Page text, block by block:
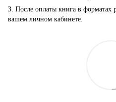
3. После оплаты книга в форматах
вашем личном кабинете.